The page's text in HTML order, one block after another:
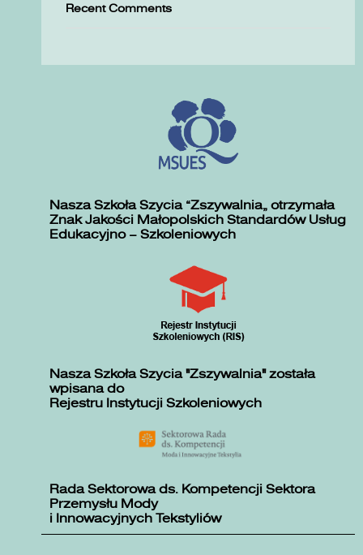
Recent Comments
Nasza Szkoła Szycia „Zszywalnia” otrzymała
Znak Jakości Małopolskich Standardów Usług
Edukacyjno – Szkoleniowych
Nasza Szkoła Szycia "Zszywalnia" została
wpisana do
Rejestru Instytucji Szkoleniowych
Rada Sektorowa ds. Kompetencji Sektora
Przemysłu Mody
i Innowacyjnych Tekstyliów